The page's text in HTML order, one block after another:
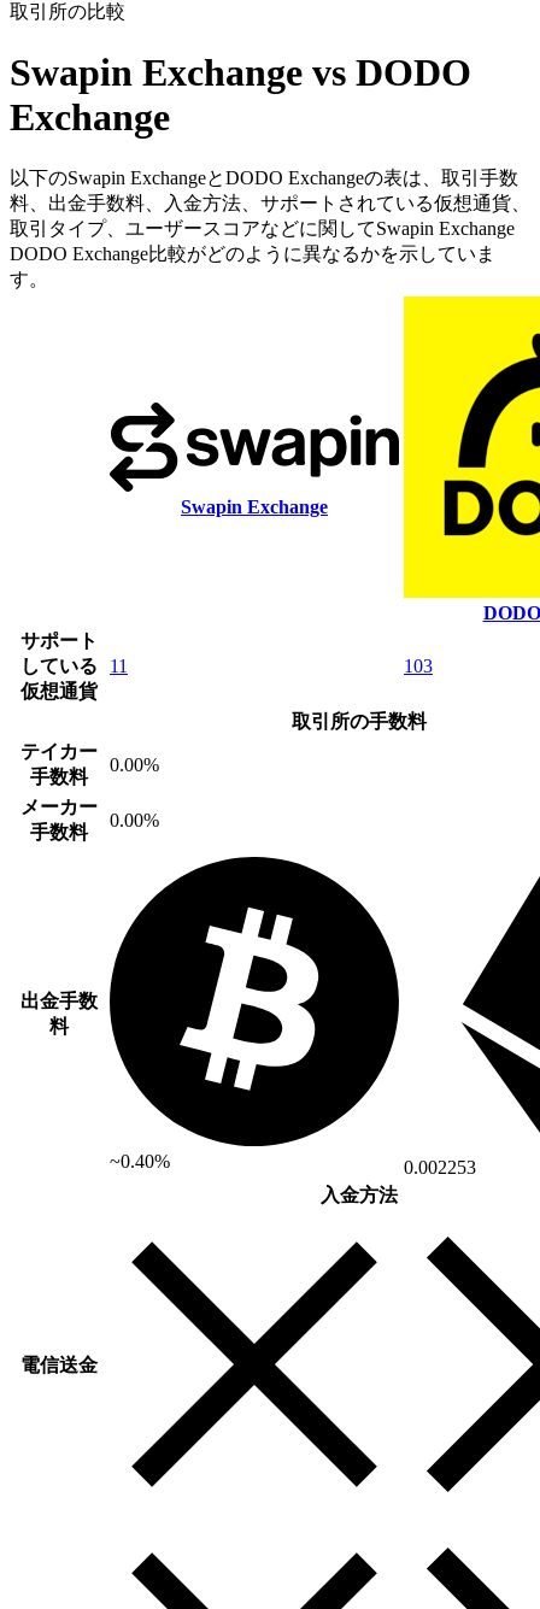
取引所の比較
Swapin Exchange vs DODO
Exchange
以下のSwapin ExchangeとDODO Exchangeの表は、取引手数
料、出金手数料、入金方法、サポートされている仮想通貨、
取引タイプ、ユーザースコアなどに関してSwapin Exchange
DODO Exchange比較がどのように異なるかを示していま
す。
Swapin Exchange
サポート
している
仮想通貨
11 103
取引所の手数料
テイカー
手数料
0.00%
メーカー
手数料
0.00%
出金手数
料
~0.40%
0.002253
入金方法
電信送金